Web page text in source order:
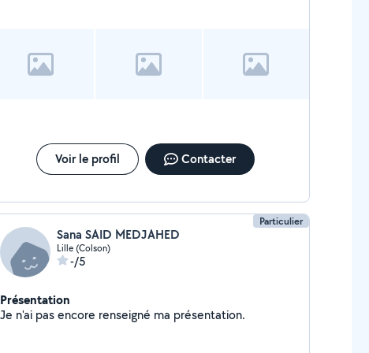
Voir le profil Contacter
Particulier
Sana SAID MEDJAHED
Lille (Colson)
-/5
Présentation
Je n'ai pas encore renseigné ma présentation.